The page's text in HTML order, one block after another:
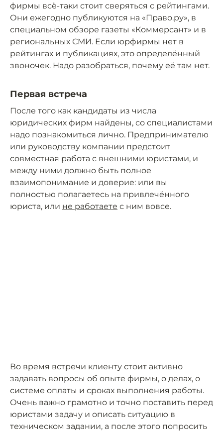
фирмы всё-таки стоит сверяться с рейтингами.
Они ежегодно публикуются на «Право.ру», в
специальном обзоре газеты «Коммерсант» и в
региональных СМИ. Если юрфирмы нет в
рейтингах и публикациях, это определённый
звоночек. Надо разобраться, почему её там нет.
Первая встреча
После того как кандидаты из числа
юридических фирм найдены, со специалистами
надо познакомиться лично. Предпринимателю
или руководству компании предстоит
совместная работа с внешними юристами, и
между ними должно быть полное
взаимопонимание и доверие: или вы
полностью полагаетесь на привлечённого
юриста, или не работаете с ним вовсе.
Во время встречи клиенту стоит активно
задавать вопросы об опыте фирмы, о делах, о
системе оплаты и сроках выполнения работы.
Очень важно грамотно и точно поставить перед
юристами задачу и описать ситуацию в
техническом задании, а после этого попросить